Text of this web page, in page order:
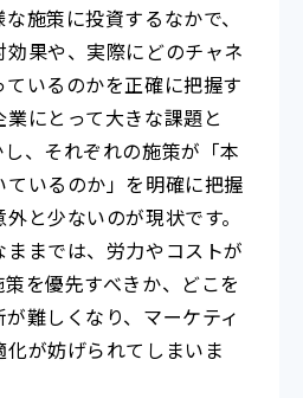
施策に投資するなかで、
果や、実際にどのチャネ
いるのかを正確に把握す
にとって大きな課題と
、それぞれの施策が「本
いるのか」を明確に把握
と少ないのが現状です。
までは、労力やコストが
を優先すべきか、どこを
難しくなり、マーケティ
化が妨げられてしまいま